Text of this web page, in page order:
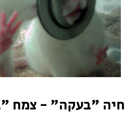
חיה "בעקה" - צמח